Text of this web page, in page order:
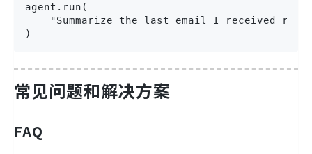
agent.run(
"Summarize the last email I received
)
常见问题和解决方案
FAQ